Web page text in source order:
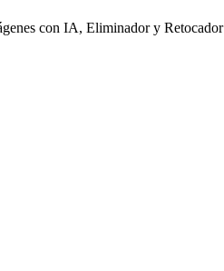
con IA, Eliminador y Retocador